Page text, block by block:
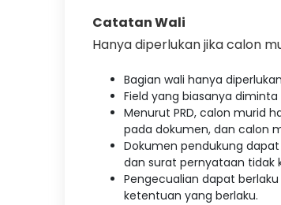
Catatan Wali
Hanya diperlukan jika calon
Bagian wali hanya
Field yang biasanya
Menurut PRD, calon murid
pada dokumen, dan calon
Dokumen pendukung
dan surat pernyataan tidak
Pengecualian dapat
ketentuan yang berlaku.